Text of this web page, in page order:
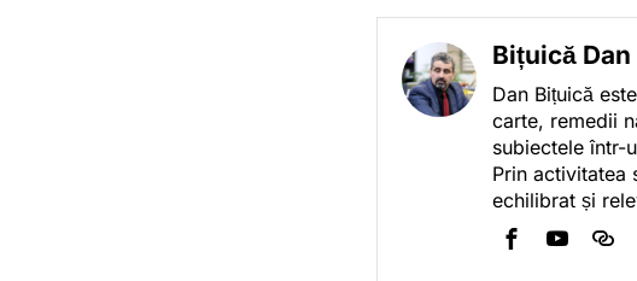
Bițuică Dan
Dan Bițuică
carte, remedii
subiectele într-
Prin activitatea
echilibrat și